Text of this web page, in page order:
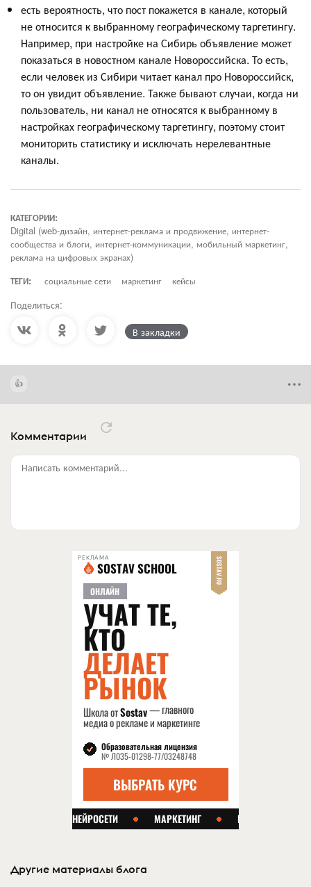
есть вероятность, что пост покажется в канале, который
не относится к выбранному географическому таргетингу.
Например, при настройке на Сибирь объявление может
показаться в новостном канале Новороссийска. То есть,
если человек из Сибири читает канал про Новороссийск,
то он увидит объявление. Также бывают случаи, когда ни
пользователь, ни канал не относятся к выбранному в
настройках географическому таргетингу, поэтому стоит
мониторить статистику и исключать нерелевантные
каналы.
КАТЕГОРИИ:
Digital (web-дизайн, интернет-реклама и продвижение, интернет-
сообщества и блоги, интернет-коммуникации, мобильный маркетинг,
реклама на цифровых экранах)
ТЕГИ:
социальные сети маркетинг кейсы
Поделиться:
В закладки
Комментарии
Написать комментарий...
РЕКЛАМА
Другие материалы блога